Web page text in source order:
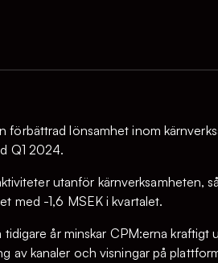
lönsamhet inom
Q1 2024.
utanför kärnverksamheten,
med -1,6 MSEK i kvartalet.
år minskar CPM:erna kraftigt
av kanaler och visningar på